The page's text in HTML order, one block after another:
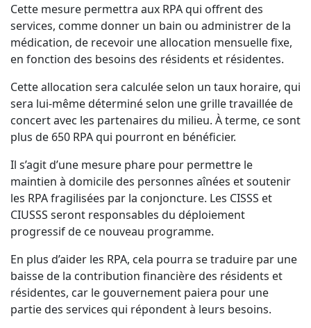
Cette mesure permettra aux RPA qui offrent des
services, comme donner un bain ou administrer de la
médication, de recevoir une allocation mensuelle fixe,
en fonction des besoins des résidents et résidentes.
Cette allocation sera calculée selon un taux horaire, qui
sera lui-même déterminé selon une grille travaillée de
concert avec les partenaires du milieu. À terme, ce sont
plus de 650 RPA qui pourront en bénéficier.
Il s’agit d’une mesure phare pour permettre le
maintien à domicile des personnes aînées et soutenir
les RPA fragilisées par la conjoncture. Les CISSS et
CIUSSS seront responsables du déploiement
progressif de ce nouveau programme.
En plus d’aider les RPA, cela pourra se traduire par une
baisse de la contribution financière des résidents et
résidentes, car le gouvernement paiera pour une
partie des services qui répondent à leurs besoins.